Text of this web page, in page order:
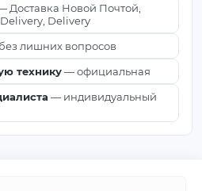
Доставка Новой Почтой,
Delivery
лишних вопросов
технику— официальная
— индивидуальный